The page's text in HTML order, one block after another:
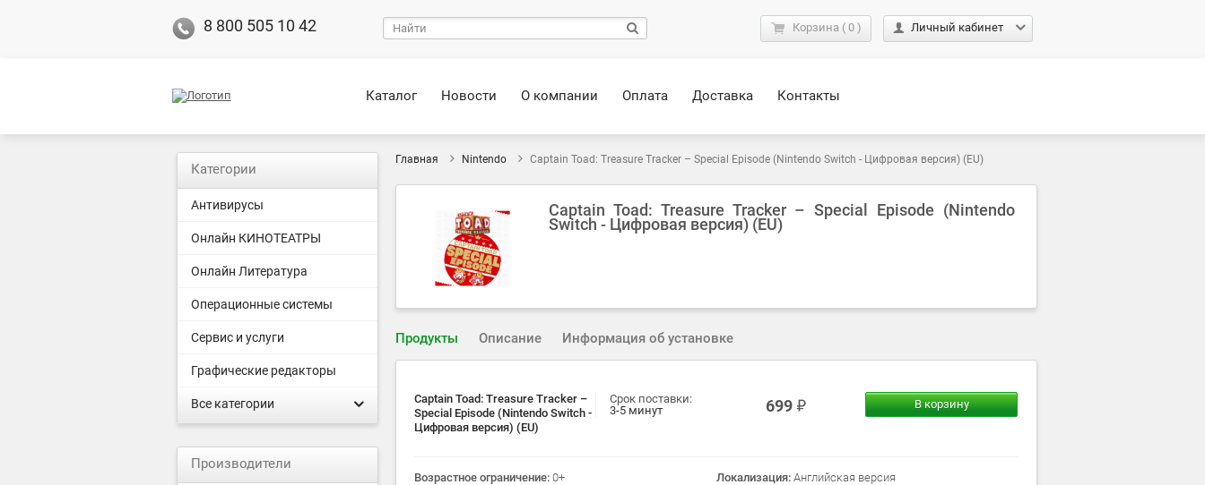
8 800 505 10 42 Корзина ( 0 ) Личный кабинет
Каталог Новости О компании Оплата Доставка Контакты
Главная Nintendo Captain Toad: Treasure Tracker – Special Episode (Nintendo Switch - Цифровая версия) (EU)
Captain Toad: Treasure Tracker – Special Episode (Nintendo
Switch - Цифровая версия) (EU)
Продукты Описание Информация об установке
Captain Toad: Treasure Tracker –
Special Episode (Nintendo Switch -
Цифровая версия) (EU)
Срок поставки:
3-5 минут
699 В корзину
Возрастное ограничение: 0+ Локализация: Английская версия
Категории
Антивирусы
Онлайн КИНОТЕАТРЫ
Онлайн Литература
Операционные системы
Сервис и услуги
Графические редакторы
Все категории
Производители